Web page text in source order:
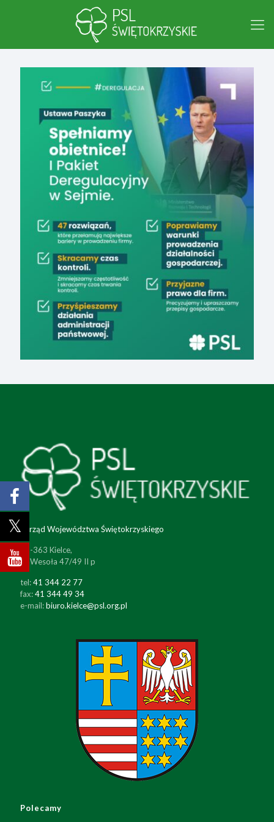
Zarząd Województwa Świętokrzyskiego
25-363 Kielce,
ul. Wesoła 47/49 II p
tel:41 344 22 77
fax:41 344 49 34
e-mail:biuro.kielce@psl.org.pl
Polecamy